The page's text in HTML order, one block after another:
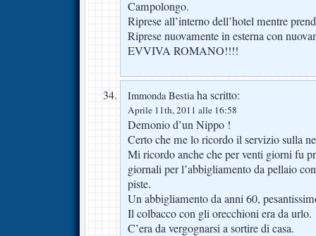
Campolongo.
Riprese all’interno dell’hotel mentre
Riprese nuovamente in esterna con
EVVIVA ROMANO!!!!
Immonda Bestiaha scritto:
Aprile 11th, 2011 alle 16:58
Demonio d’un Nippo !
Certo che me lo ricordo il servizio sulla
Mi ricordo anche che per venti giorni fu
giornali per l’abbigliamento da pellaio
piste.
Un abbigliamento da anni 60,
Il colbacco con gli orecchioni era da urlo.
C’era da vergognarsi a sortire di casa.